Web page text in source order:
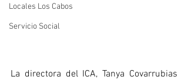
Locales Los Cabos
Servicio Social
La directora del ICA, Tanya Covarrubias